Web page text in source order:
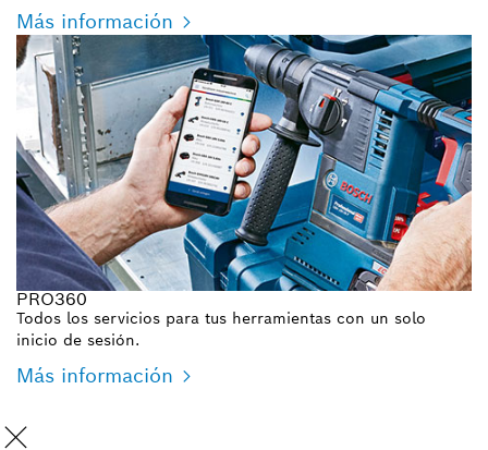
Más información
PRO360
Todos los servicios para tus herramientas con un solo
inicio de sesión.
Más información